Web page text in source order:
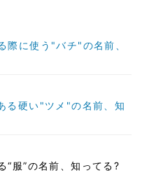
際に使う"バチ"の名前、
る硬い"ツメ"の名前、知
“服”の名前、知ってる?